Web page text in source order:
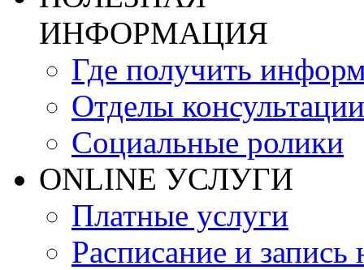
ИНФОРМАЦИЯ
Где получить
Отделы консультации
Социальные ролики
ONLINE УСЛУГИ
Платные услуги
Расписание и запись